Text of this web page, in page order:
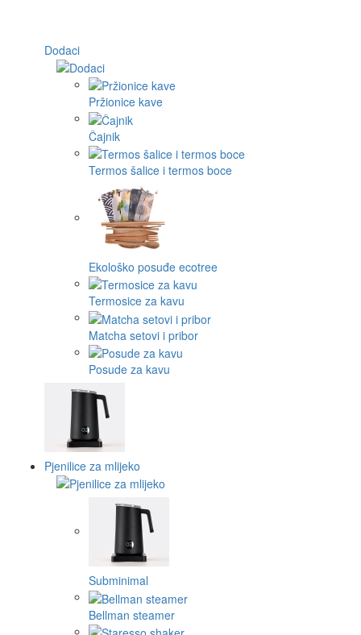
Dodaci
Pržionice kave
Čajnik
Termos šalice i termos boce
Ekološko posuđe ecotree
Termosice za kavu
Matcha setovi i pribor
Posude za kavu
Pjenilice za mlijeko
Subminimal
Bellman steamer